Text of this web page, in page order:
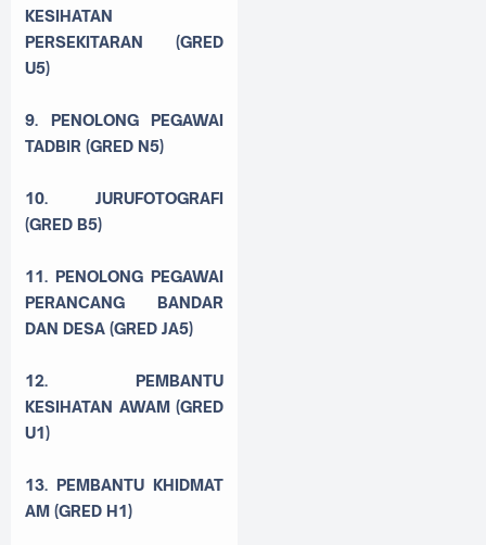
KESIHATAN
PERSEKITARAN (GRED
U5)
9. PENOLONG PEGAWAI
TADBIR (GRED N5)
10. JURUFOTOGRAFI
(GRED B5)
11. PENOLONG PEGAWAI
PERANCANG BANDAR
DAN DESA (GRED JA5)
12. PEMBANTU
KESIHATAN AWAM (GRED
U1)
13. PEMBANTU KHIDMAT
AM (GRED H1)